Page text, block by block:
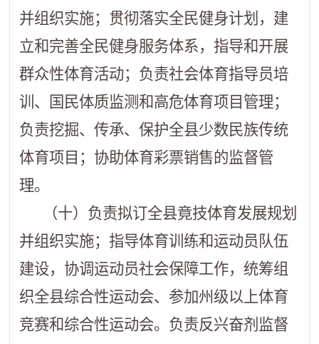
并组织实施；贯彻落实全民健身计划，建
立和完善全民健身服务体系，指导和开展
群众性体育活动；负责社会体育指导员培
训、国民体质监测和高危体育项目管理；
负责挖掘、传承、保护全县少数民族传统
体育项目；协助体育彩票销售的监督管
理。
（十）负责拟订全县竟技体育发展规划
并组织实施；指导体育训练和运动员队伍
建设，协调运动员社会保障工作，统筹组
织全县综合性运动会、参加州级以上体育
竞赛和综合性运动会。负责反兴奋剂监督